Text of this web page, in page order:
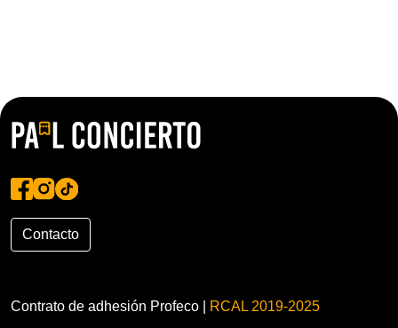
Contacto
Contrato de adhesión Profeco | RCAL 2019-2025